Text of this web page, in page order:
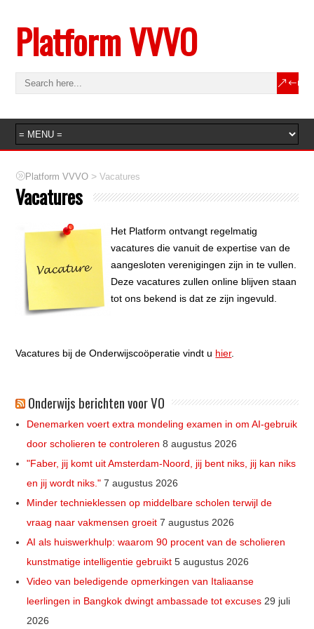
Platform VVVO
Platform VVVO >Vacatures
Vacatures
Het Platform ontvangt regelmatig
vacatures die vanuit de expertise van de
aangesloten verenigingen zijn in te vullen.
Deze vacatures zullen online blijven staan
tot ons bekend is dat ze zijn ingevuld.
Vacatures bij de Onderwijscoöperatie vindt u hier.
Onderwijs berichten voor VO
Denemarken voert extra mondeling examen in om AI-gebruik
door scholieren te controleren 8 augustus 2026
"Faber, jij komt uit Amsterdam-Noord, jij bent niks, jij kan niks
en jij wordt niks." 7 augustus 2026
Minder technieklessen op middelbare scholen terwijl de
vraag naar vakmensen groeit 7 augustus 2026
AI als huiswerkhulp: waarom 90 procent van de scholieren
kunstmatige intelligentie gebruikt 5 augustus 2026
Video van beledigende opmerkingen van Italiaanse
leerlingen in Bangkok dwingt ambassade tot excuses 29 juli
2026